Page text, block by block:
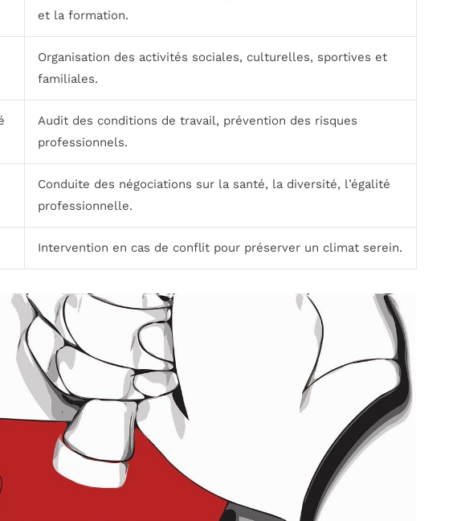
et la formation.
Organisation des activités sociales, culturelles, sportives et
familiales.
Audit des conditions de travail, prévention des risques
professionnels.
Conduite des négociations sur la santé, la diversité, l’égalité
professionnelle.
Intervention en cas de conflit pour préserver un climat serein.